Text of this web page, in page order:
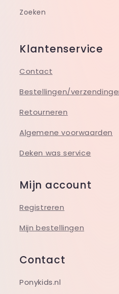
Zoeken
Klantenservice
Contact
Bestellingen/
Retourneren
Algemene voorwaarden
Deken was service
Mijn account
Registreren
Mijn bestellingen
Contact
Ponykids.nl